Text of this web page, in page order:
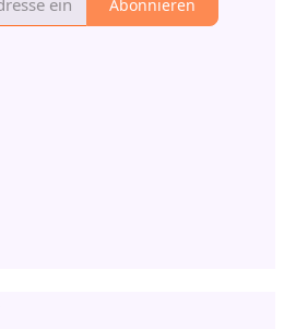
Abonnieren